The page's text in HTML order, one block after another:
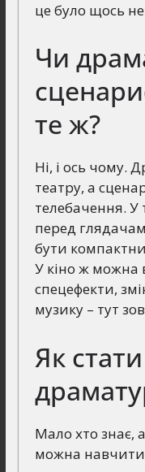
це було щось
Чи
те ж?
Ні, і ось чому.
театру, а
телебачення. У
перед
бути
У кіно ж можна
спецефекти,
музику – тут
Як стати
Мало хто знає,
можна